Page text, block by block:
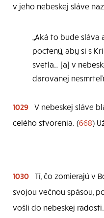
v jeho nebeskej sláve
„Aká to bude
poctený, aby si s
svetla… [a] v
darovanej
1029 V nebeskej sláve
celého stvorenia. (668)
1030 Tí, čo zomierajú v
svojou večnou spásou,
vošli do nebeskej radosti.